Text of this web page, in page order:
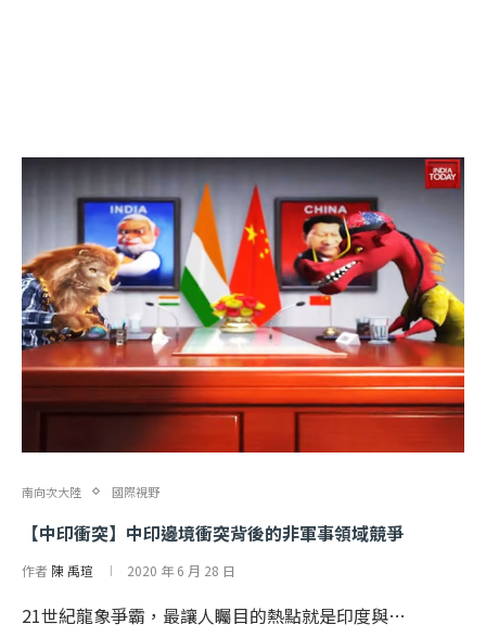
南向次大陸 國際視野
【中印衝突】中印邊境衝突背後的非軍事領域競爭
作者 陳 禹瑄 2020 年 6 月 28 日
21世紀龍象爭霸，最讓人矚目的熱點就是印度與…